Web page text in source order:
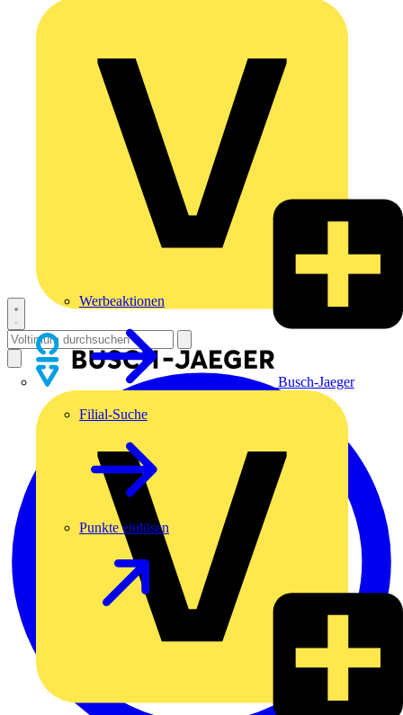
Busch-Jaeger
Werbeaktionen
Filial-Suche
Punkte einlösen